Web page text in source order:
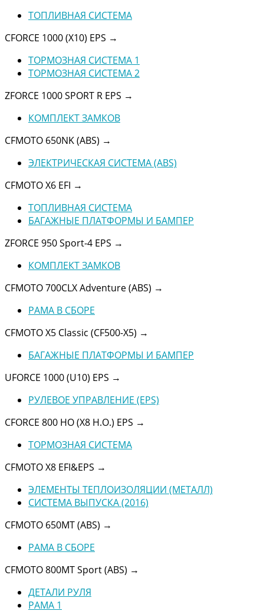
ТОПЛИВНАЯ СИСТЕМА
CFORCE 1000 (X10) EPS →
ТОРМОЗНАЯ СИСТЕМА 1
ТОРМОЗНАЯ СИСТЕМА 2
ZFORCE 1000 SPORT R EPS →
КОМПЛЕКТ ЗАМКОВ
CFMOTO 650NK (ABS) →
ЭЛЕКТРИЧЕСКАЯ СИСТЕМА (ABS)
CFMOTO X6 EFI →
ТОПЛИВНАЯ СИСТЕМА
БАГАЖНЫЕ ПЛАТФОРМЫ И БАМПЕР
ZFORCE 950 Sport-4 EPS →
КОМПЛЕКТ ЗАМКОВ
CFMOTO 700CLX Adventure (ABS) →
РАМА В СБОРЕ
CFMOTO X5 Classic (CF500-X5) →
БАГАЖНЫЕ ПЛАТФОРМЫ И БАМПЕР
UFORCE 1000 (U10) EPS →
РУЛЕВОЕ УПРАВЛЕНИЕ (EPS)
CFORCE 800 HO (X8 H.O.) EPS →
ТОРМОЗНАЯ СИСТЕМА
CFMOTO X8 EFI&EPS →
ЭЛЕМЕНТЫ ТЕПЛОИЗОЛЯЦИИ (МЕТАЛЛ)
СИСТЕМА ВЫПУСКА (2016)
CFMOTO 650MT (ABS) →
РАМА В СБОРЕ
CFMOTO 800MT Sport (ABS) →
ДЕТАЛИ РУЛЯ
РАМА 1